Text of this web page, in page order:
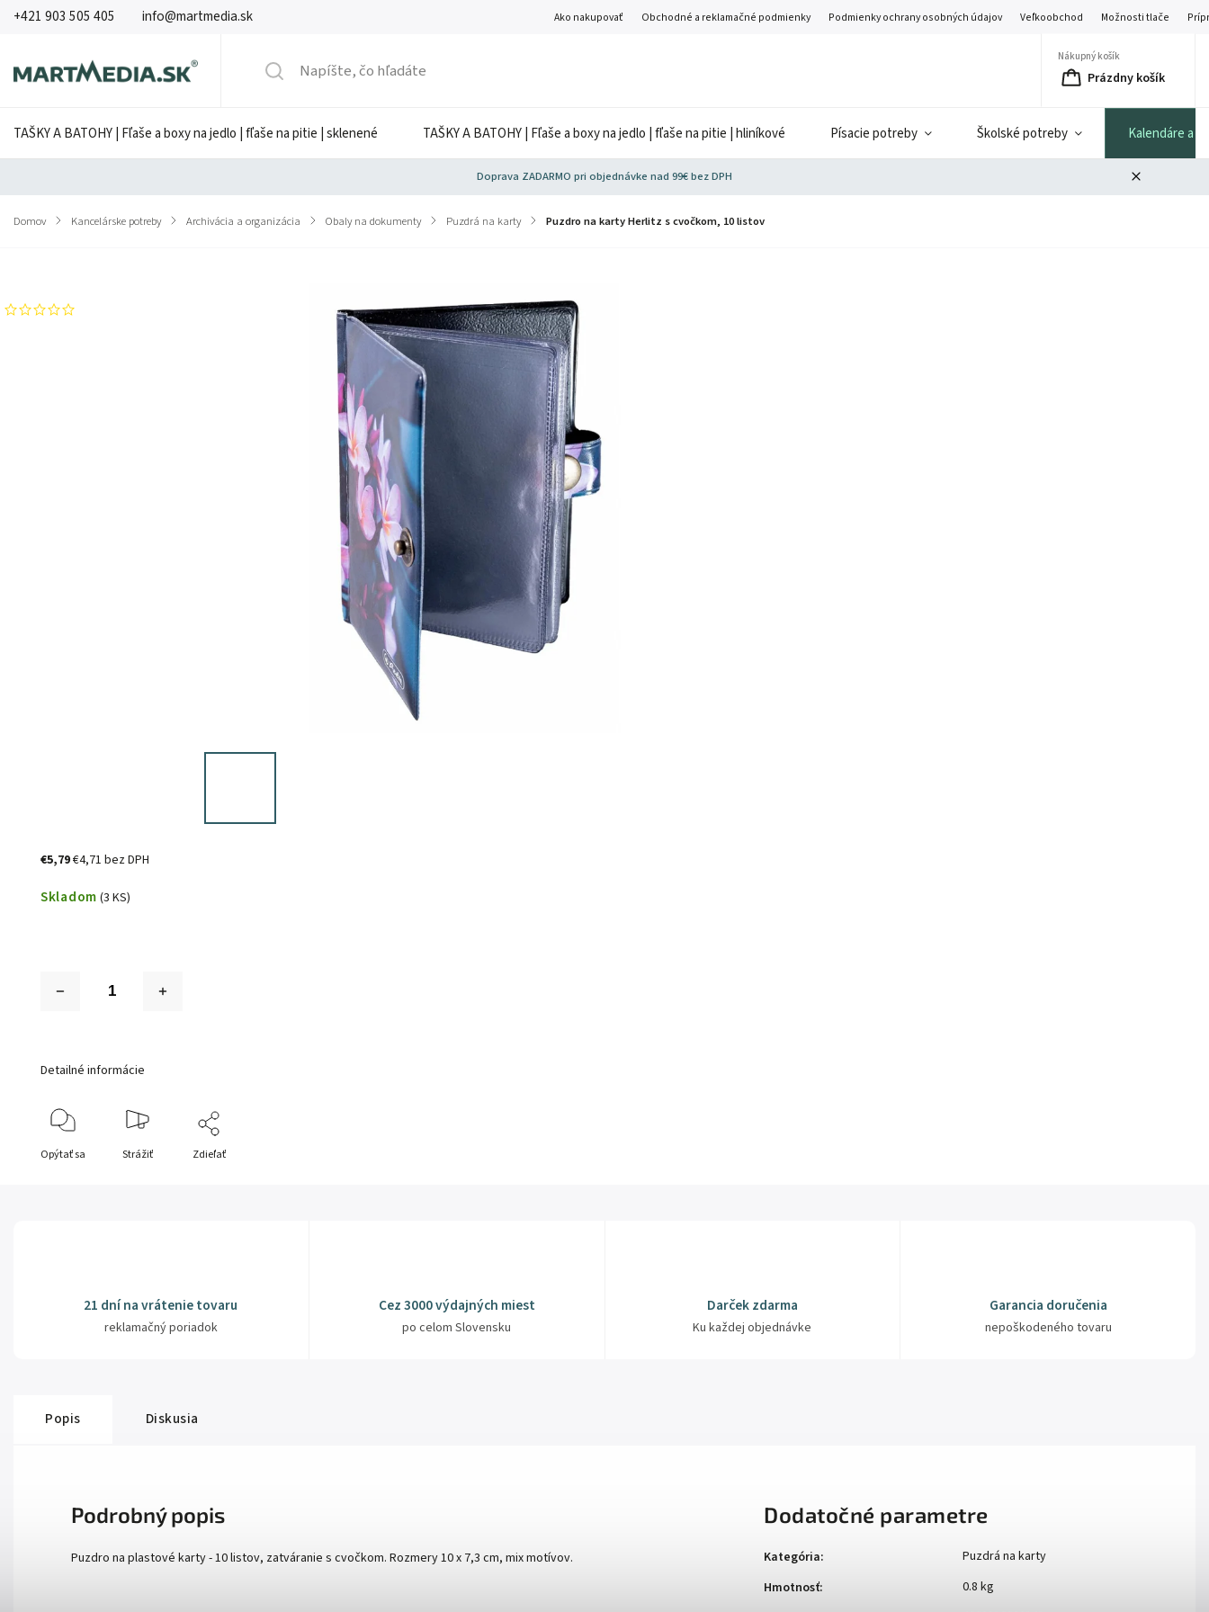
+421 903 505 405 info@martmedia.sk Ako nakupovať Obchodné a reklamačné podmienky Podmienky ochrany osobných údajov Veľkoobchod Možnosti tlače
Nákupný košík
Prázdny košík
TAŠKY A BATOHY | Fľaše a boxy na jedlo | fľaše na pitie | sklenené TAŠKY A BATOHY | Fľaše a boxy na jedlo | fľaše na pitie | hliníkové Písacie potreby Školské potreby Kalendáre a
Doprava ZADARMO pri objednávke nad 99€ bez DPH
Domov / Kancelárske potreby / Archivácia a organizácia / Obaly na dokumenty / Puzdrá na karty / Puzdro na karty Herlitz s cvočkom, 10 listov
€5,79€4,71 bez DPH
Skladom (3 KS)
Detailné informácie
Opýtať sa Strážiť Zdieľať
21 dní na vrátenie tovaru
reklamačný poriadok
Cez 3000 výdajných miest
po celom Slovensku
Darček zdarma
Ku každej objednávke
Garancia doručenia
nepoškodeného tovaru
Popis Diskusia
Podrobný popis
Puzdro na plastové karty - 10 listov, zatváranie s cvočkom. Rozmery 10 x 7,3 cm, mix motívov.
Dodatočné parametre
Kategória:
Puzdrá na karty
Hmotnosť:
0.8 kg